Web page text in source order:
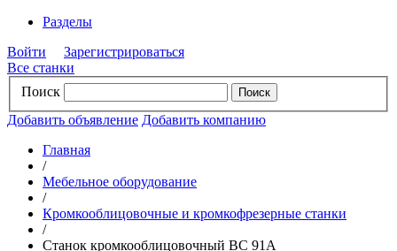
Разделы
Войти
Зарегистрироваться
Все станки
Поиск
Добавить объявление Добавить компанию
Главная
/
Мебельное оборудование
/
Кромкооблицовочные и кромкофрезерные станки
/
Станок кромкооблицовочный ВС 91А